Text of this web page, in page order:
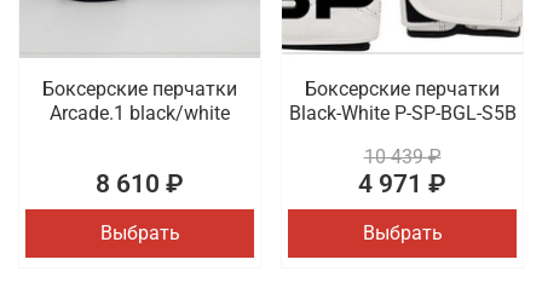
Боксерские перчатки
Arcade.1 black/white
8 610 ₽
Выбрать
Боксерские перчатки
Black-White P-SP-BGL-S5B
10 439 ₽
4 971 ₽
Выбрать